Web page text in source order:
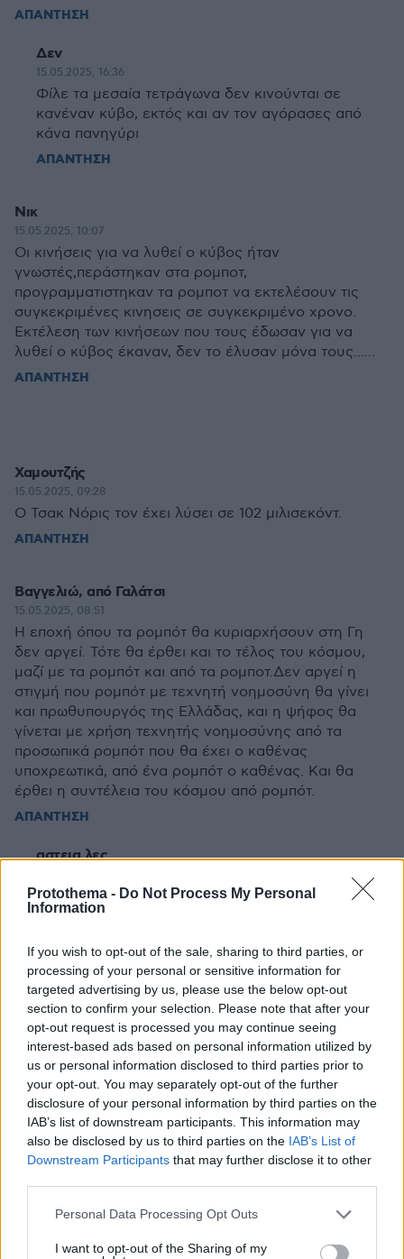
Protothema - Do Not Process My Personal
Information
If you wish to opt-out of the sale, sharing to third parties, or
processing of your personal or sensitive information for
targeted advertising by us, please use the below opt-out
section to confirm your selection. Please note that after your
opt-out request is processed you may continue seeing
interest-based ads based on personal information utilized by
us or personal information disclosed to third parties prior to
your opt-out. You may separately opt-out of the further
disclosure of your personal information by third parties on the
IAB’s list of downstream participants. This information may
also be disclosed by us to third parties on the IAB’s List of
Downstream Participants that may further disclose it to other
Please note that this website/app uses one or more Google
not limited to your visit or usage behaviour. You may click to
Personal Data Processing Opt Outs
I want to opt-out of the Sharing of my
ΑΠΑΝΤΗΣΗ
Δεν
15.05.2025, 16:36
Φίλε τα μεσαία τετράγωνα δεν κινούνται σε
κανέναν κύβο, εκτός και αν τον αγόρασες από
κάνα πανηγύρι
ΑΠΑΝΤΗΣΗ
Νικ
15.05.2025, 10:07
Οι κινήσεις για να λυθεί ο κύβος ήταν
γνωστές,περάστηκαν στα ρομποτ,
προγραμματιστηκαν τα ρομποτ να εκτελέσουν τις
συγκεκριμένες κινησεις σε συγκεκριμένο χρονο.
Εκτέλεση των κινήσεων που τους έδωσαν για να
λυθεί ο κύβος έκαναν, δεν το έλυσαν μόνα τους......
ΑΠΑΝΤΗΣΗ
Χαμουτζής
15.05.2025, 09:28
Ο Τσακ Νόρις τον έχει λύσει σε 102 μιλισεκόντ.
ΑΠΑΝΤΗΣΗ
Βαγγελιώ, από Γαλάτσι
15.05.2025, 08:51
Η εποχή όπου τα ρομπότ θα κυριαρχήσουν στη Γη
δεν αργεί. Τότε θα έρθει και το τέλος του κόσμου,
μαζί με τα ρομπότ και από τα ρομποτ.Δεν αργεί η
στιγμή που ρομπότ με τεχνητή νοημοσύνη θα γίνει
και πρωθυπουργός της Ελλάδας, και η ψήφος θα
γίνεται με χρήση τεχνητής νοημοσύνης από τα
προσωπικά ρομπότ που θα έχει ο καθένας
υποχρεωτικά, από ένα ρομπότ ο καθένας. Και θα
έρθει η συντέλεια του κόσμου από ρομπότ.
ΑΠΑΝΤΗΣΗ
αστεια λες
Ούτε μία στο εκατομμύριο. Θα βγουν τα "φίλια"
μέσα και θα πείσουν το σοφό λαό ότι το ΑΙ είναι
ΑΠΑΝΤΗΣΗ
Semoua
15.05.2025, 09:41
Μα τι θα διαφέρει; και τώρα έχουμε τεχνητό
πρωθυπουργό.
ΑΠΑΝΤΗΣΗ
Βασιλης
15.05.2025, 10:10
μονος που μας εσωσε,εχοντας στο πλαι του